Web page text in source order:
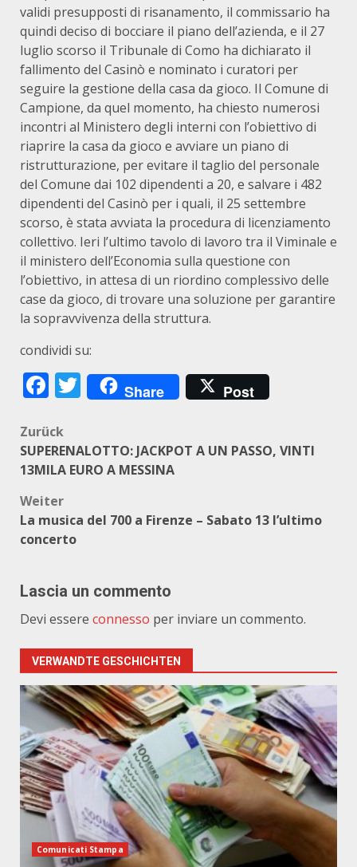
validi presupposti di risanamento, il commissario ha
quindi deciso di bocciare il piano dell’azienda, e il 27
luglio scorso il Tribunale di Como ha dichiarato il
fallimento del Casinò e nominato i curatori per
seguire la gestione della casa da gioco. Il Comune di
Campione, da quel momento, ha chiesto numerosi
incontri al Ministero degli interni con l’obiettivo di
riaprire la casa da gioco e avviare un piano di
ristrutturazione, per evitare il taglio del personale
del Comune dai 102 dipendenti a 20, e salvare i 482
dipendenti del Casinò per i quali, il 25 settembre
scorso, è stata avviata la procedura di licenziamento
collettivo. Ieri l’ultimo tavolo di lavoro tra il Viminale e
il ministero dell’Economia sulla questione con
l’obiettivo, in attesa di un riordino complessivo delle
case da gioco, di trovare una soluzione per garantire
la sopravvivenza della struttura.
condividi su:
Facebook
Twitter
Share Post
Beitragsnavigation
Zurück
SUPERENALOTTO: JACKPOT A UN PASSO, VINTI
13MILA EURO A MESSINA
Weiter
La musica del 700 a Firenze – Sabato 13 l’ultimo
concerto
Lascia un commento
Devi essere connesso per inviare un commento.
VERWANDTE GESCHICHTEN
Comunicati Stampa